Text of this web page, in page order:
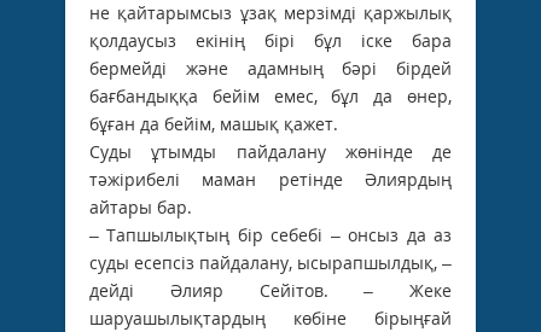
не қайтарымсыз ұзақ мерзімді қаржылық
қолдаусыз екінің бірі бұл іске бара
бермейді және адамның бәрі бірдей
бағбандыққа бейім емес, бұл да өнер,
бұған да бейім, машық қажет.
Суды ұтымды пайдалану жөнінде де
тәжірибелі маман ретінде Әлиярдың
айтары бар.
– Тапшылықтың бір себебі – онсыз да аз
суды есепсіз пайдалану, ысырапшылдық, –
дейді Әлияр Сейітов. – Жеке
шаруашылықтардың көбіне бірыңғай